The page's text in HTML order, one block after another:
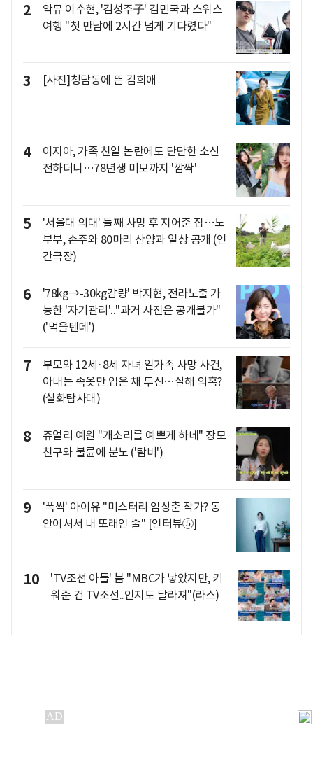
2
악뮤 이수현, '김성주子' 김민국과 스위스
여행 "첫 만남에 2시간 넘게 기다렸다"
3 [사진]청담동에 뜬 김희애
4
이지아, 가족 친일 논란에도 단단한 소신
전하더니…78년생 미모까지 '깜짝'
5
'서울대 의대' 둘째 사망 후 지어준 집…노
부부, 손주와 80마리 산양과 일상 공개 (인
간극장)
6
'78kg→-30kg감량' 박지현, 전라노출 가
능한 '자기관리'.."과거 사진은 공개불가"
('먹을텐데')
7
부모와 12세·8세 자녀 일가족 사망 사건,
아내는 속옷만 입은 채 투신…살해 의혹?
(실화탐사대)
8
쥬얼리 예원 "개소리를 예쁘게 하네" 장모
친구와 불륜에 분노 ('탐비')
9
'폭싹' 아이유 "미스터리 임상춘 작가? 동
안이셔서 내 또래인 줄" [인터뷰⑤]
10
'TV조선 아들' 붐 "MBC가 낳았지만, 키
워준 건 TV조선..인지도 달라져"(라스)